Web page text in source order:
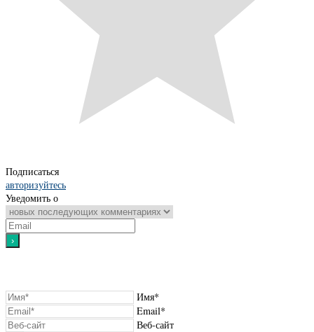
Подписаться
авторизуйтесь
Уведомить о
Имя*
Email*
Веб-сайт